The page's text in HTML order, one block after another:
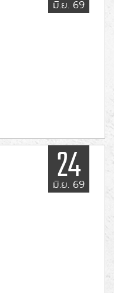
มิ.ย. 69
24
มิ.ย. 69